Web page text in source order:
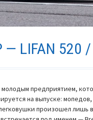
LIFAN 520 /
молодым предприятием,
на выпуске:
произошел лишь